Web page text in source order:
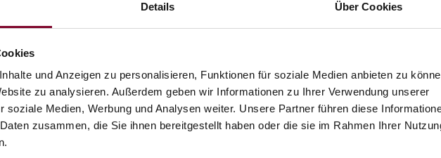
Details Über Cookies
und Anzeigen zu personalisieren, Funktionen für soziale Medien anbieten zu
zu analysieren. Außerdem geben wir Informationen zu Ihrer Verwendung unserer
soziale Medien, Werbung und Analysen weiter. Unsere Partner führen diese
zusammen, die Sie ihnen bereitgestellt haben oder die sie im Rahmen Ihrer
Lage und möchten trotzdem nicht auf ein Wohlfühlklima
können? Die Windra Flachlamelle von WAREMA verschafft Abhilfe!
bis 90km/h kann …